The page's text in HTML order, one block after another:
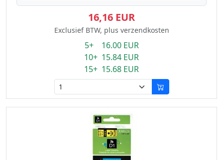
16,16 EUR
Exclusief BTW, plus verzendkosten
5+ 16.00 EUR
10+ 15.84 EUR
15+ 15.68 EUR